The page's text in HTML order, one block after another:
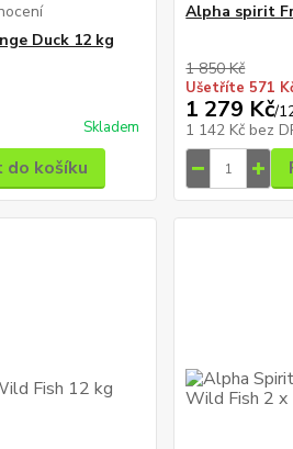
Duck 12 kg
Skladem
do košíku
Alpha spirit
1 850 Kč
Ušetříte 571
1 279 Kč/
1 142 Kč bez